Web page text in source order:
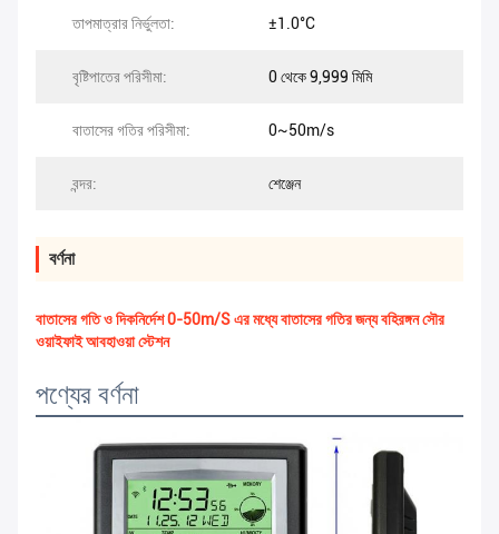
তাপমাত্রার নির্ভুলতা: ±1.0°C
বৃষ্টিপাতের পরিসীমা: 0 থেকে 9,999 মিমি
বাতাসের গতির পরিসীমা: 0~50m/s
বন্দর: শেঞ্জেন
বর্ণনা
বাতাসের গতি ও দিকনির্দেশ 0-50m/S এর মধ্যে বাতাসের গতির জন্য বহিরঙ্গন সৌর
ওয়াইফাই আবহাওয়া স্টেশন
পণ্যের বর্ণনা